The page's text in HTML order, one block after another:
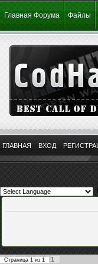
Главная Форума Файлы
ГЛАВНАЯ ВХОД
Страница 1 из 1
1